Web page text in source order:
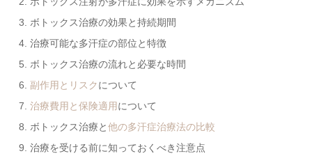
ボトックス治療の効果と持続期間
治療可能な多汗症の部位と特徴
ボトックス治療の流れと必要な時間
副作用とリスクについて
治療費用と保険適用について
ボトックス治療と他の多汗症治療法の比較
治療を受ける前に知っておくべき注意点